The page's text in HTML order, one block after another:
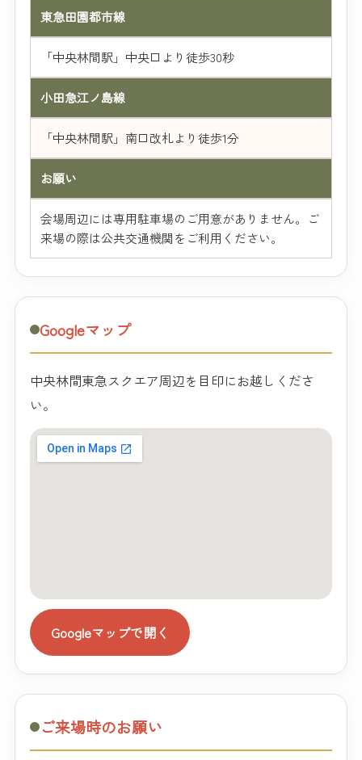
東急田園都市線
「中央林間駅」中央口より徒歩30秒
小田急江ノ島線
「中央林間駅」南口改札より徒歩1分
お願い
会場周辺には専用駐車場のご用意がありません。ご
来場の際は公共交通機関をご利用ください。
Googleマップ
中央林間東急スクエア周辺を目印にお越しくださ
い。
Googleマップで開く
ご来場時のお願い